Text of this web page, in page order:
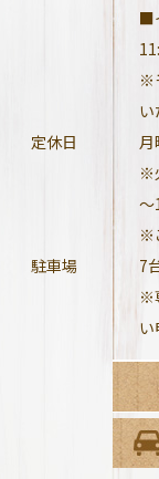
■
※
い
定休日
※
～
※
駐車場
7
※
い